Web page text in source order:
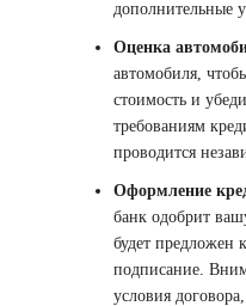
дополнительные
Оценка
автомобиля,
стоимость и
требованиям
проводится
Оформление
банк одобрит
будет предложен
подписание.
условия